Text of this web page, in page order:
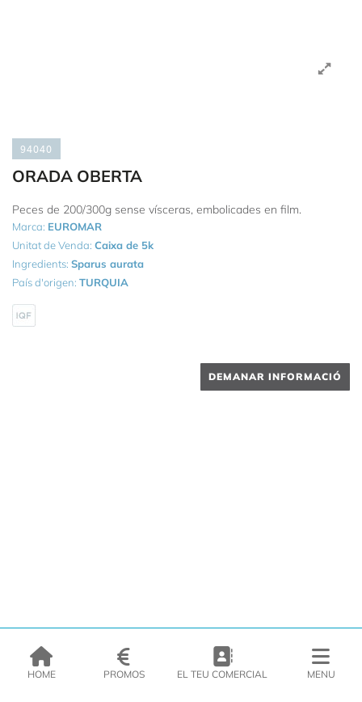
94040
ORADA OBERTA
Peces de 200/300g sense vísceras, embolicades en film.
Marca: EUROMAR
Unitat de Venda: Caixa de 5k
Ingredients: Sparus aurata
País d'origen: TURQUIA
DEMANAR INFORMACIÓ
HOME PROMOS EL TEU COMERCIAL MENU